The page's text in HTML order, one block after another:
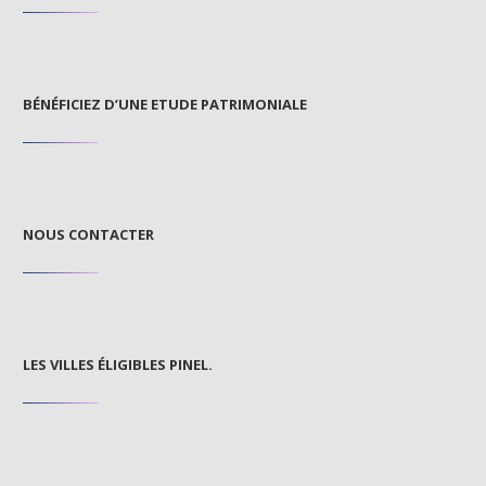
BÉNÉFICIEZ D’UNE ETUDE PATRIMONIALE
NOUS CONTACTER
LES VILLES ÉLIGIBLES PINEL.